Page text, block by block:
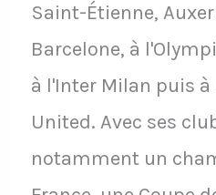
Saint-Étienne,
Barcelone, à
à l'Inter Milan puis
United. Avec ses
notamment un